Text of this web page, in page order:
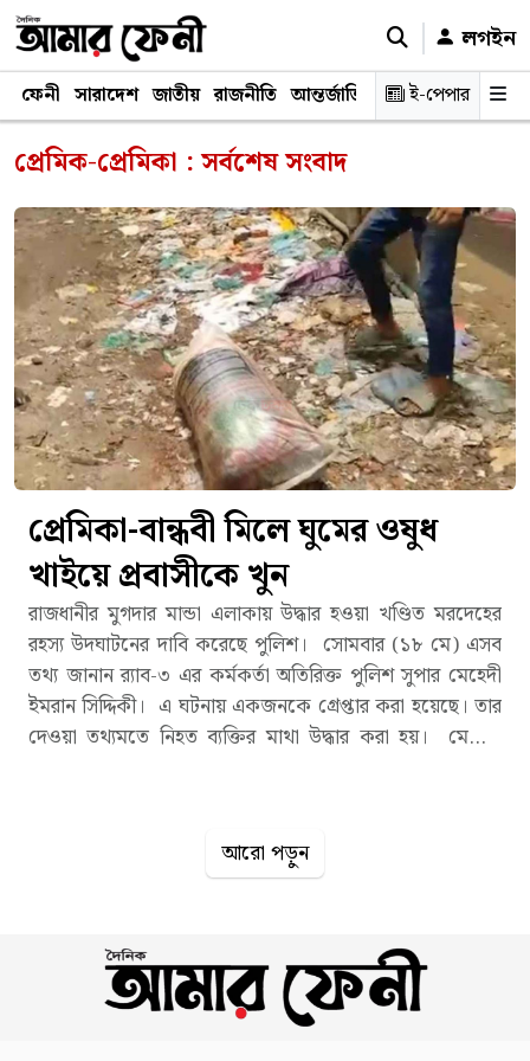
লগইন
ফেনী সারাদেশ জাতীয় রাজনীতি আন্তর্জাতিক অর্থনীতি
ই-পেপার
প্রেমিক-প্রেমিকা : সর্বশেষ সংবাদ
প্রেমিকা-বান্ধবী মিলে ঘুমের ওষুধ
খাইয়ে প্রবাসীকে খুন
রাজধানীর মুগদার মান্ডা এলাকায় উদ্ধার হওয়া খণ্ডিত মরদেহের
রহস্য উদঘাটনের দাবি করেছে পুলিশ। সোমবার (১৮ মে) এসব
তথ্য জানান র‌্যাব-৩ এর কর্মকর্তা অতিরিক্ত পুলিশ সুপার মেহেদী
ইমরান সিদ্দিকী। এ ঘটনায় একজনকে গ্রেপ্তার করা হয়েছে। তার
দেওয়া তথ্যমতে নিহত ব্যক্তির মাথা উদ্ধার করা হয়। মেহেদী
অজ্ঞাত বলা হলেও মাথা উদ্ধারের পর তার পরিচয় জানা গেছে।
ঢাকায় এনে একসঙ্গে বান্ধবীর বাসায় ওঠেন। এরপর ঘুমের ওষুধ
খাওয়ালে মুকাররম জ্ঞান হারিয়ে ফেলেন। পরে বান্ধবী হত্যার
উদ্দেশে তাকে আঘাত করেন। এরপর তার শরীরের বিভিন্ন অংশ
আরো পড়ুন